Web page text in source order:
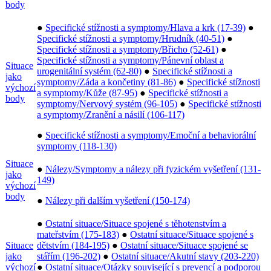
body
Situace
jako
výchozí
body
● Specifické stížnosti a symptomy/Hlava a krk (17-39) ●
Specifické stížnosti a symptomy/Hrudník (40-51) ●
Specifické stížnosti a symptomy/Břicho (52-61) ●
Specifické stížnosti a symptomy/Pánevní oblast a
urogenitální systém (62-80) ● Specifické stížnosti a
symptomy/Záda a končetiny (81-86) ● Specifické stížnosti
a symptomy/Kůže (87-95) ● Specifické stížnosti a
symptomy/Nervový systém (96-105) ● Specifické stížnosti
a symptomy/Zranění a násilí (106-117)
● Specifické stížnosti a symptomy/Emoční a behaviorální
symptomy (118-130)
Situace
jako
výchozí
body
● Nálezy/Symptomy a nálezy při fyzickém vyšetření (131-
149)
● Nálezy při dalším vyšetření (150-174)
Situace
jako
výchozí
● Ostatní situace/Situace spojené s těhotenstvím a
mateřstvím (175-183) ● Ostatní situace/Situace spojené s
dětstvím (184-195) ● Ostatní situace/Situace spojené se
stářím (196-202) ● Ostatní situace/Akutní stavy (203-220)
● Ostatní situace/Otázky související s prevencí a podporou